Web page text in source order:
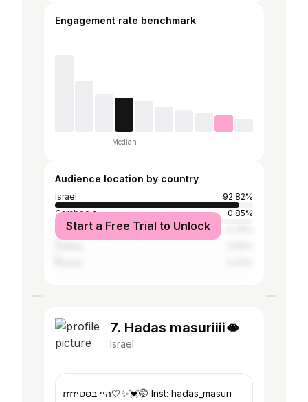
Engagement rate benchmark
Median
Audience location by country
Israel
92.82%
Cambodia
0.85%
United States
Start a Free Trial to Unlock
7. Hadas masuriiii🫦
Israel
היי בסטיזזזז🤍✨💓🤭 Inst: hadas_masuri